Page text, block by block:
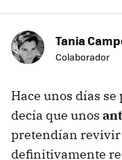
Tania
Colaborador
Hace unos días
decía que unos
pretendían revivir
definitivamente